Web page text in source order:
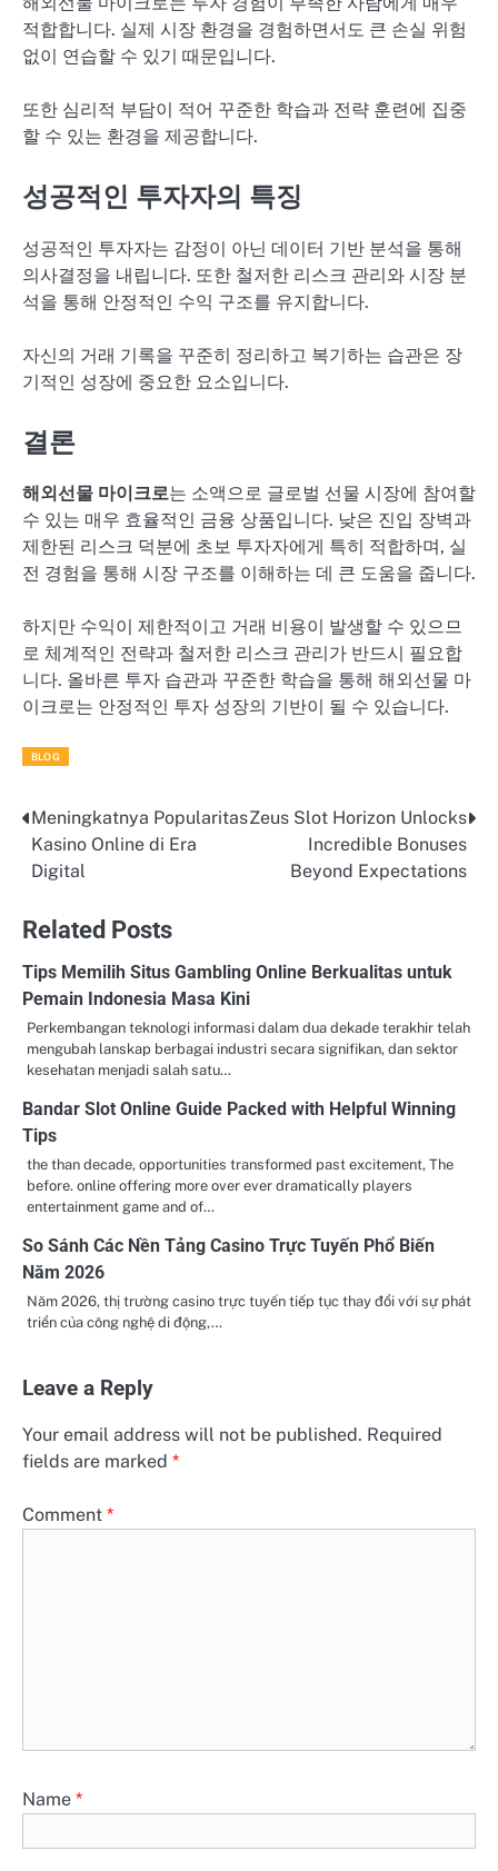
적합합니다. 실제 시장 환경을 경험하면서도 큰 손실 위험
없이 연습할 수 있기 때문입니다.
또한 심리적 부담이 적어 꾸준한 학습과 전략 훈련에 집중
할 수 있는 환경을 제공합니다.
성공적인 투자자의 특징
성공적인 투자자는 감정이 아닌 데이터 기반 분석을 통해
의사결정을 내립니다. 또한 철저한 리스크 관리와 시장 분
석을 통해 안정적인 수익 구조를 유지합니다.
자신의 거래 기록을 꾸준히 정리하고 복기하는 습관은 장
기적인 성장에 중요한 요소입니다.
결론
해외선물 마이크로는 소액으로 글로벌 선물 시장에 참여할
수 있는 매우 효율적인 금융 상품입니다. 낮은 진입 장벽과
제한된 리스크 덕분에 초보 투자자에게 특히 적합하며, 실
전 경험을 통해 시장 구조를 이해하는 데 큰 도움을 줍니다.
하지만 수익이 제한적이고 거래 비용이 발생할 수 있으므
로 체계적인 전략과 철저한 리스크 관리가 반드시 필요합
니다. 올바른 투자 습관과 꾸준한 학습을 통해 해외선물 마
이크로는 안정적인 투자 성장의 기반이 될 수 있습니다.
BLOG
Post
navigation
Meningkatnya Popularitas
Kasino Online di Era
Digital
Zeus Slot Horizon Unlocks
Incredible Bonuses
Beyond Expectations
Related Posts
Tips Memilih Situs Gambling Online Berkualitas untuk
Pemain Indonesia Masa Kini
Perkembangan teknologi informasi dalam dua dekade terakhir telah
mengubah lanskap berbagai industri secara signifikan, dan sektor
kesehatan menjadi salah satu…
Bandar Slot Online Guide Packed with Helpful Winning
Tips
the than decade, opportunities transformed past excitement, The
before. online offering more over ever dramatically players
entertainment game and of…
So Sánh Các Nền Tảng Casino Trực Tuyến Phổ Biến
Năm 2026
Năm 2026, thị trường casino trực tuyến tiếp tục thay đổi với sự phát
triển của công nghệ di động,…
Leave a Reply
Your email address will not be published. Required
fields are marked *
Comment *
Name *